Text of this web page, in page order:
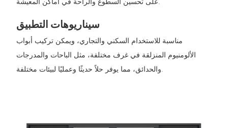
سيناريوهات التطبيق
مناسبة للاستخدام السكني والتجاري، ويمكن تركيب أبواب
الألومنيوم المنزلقة في غرف مختلفة، مثل الباحات والمدرجات